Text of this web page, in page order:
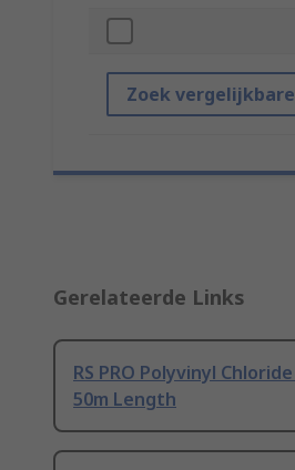
Zoek
Gerelateerde Links
RS PRO Polyvinyl
50m Length